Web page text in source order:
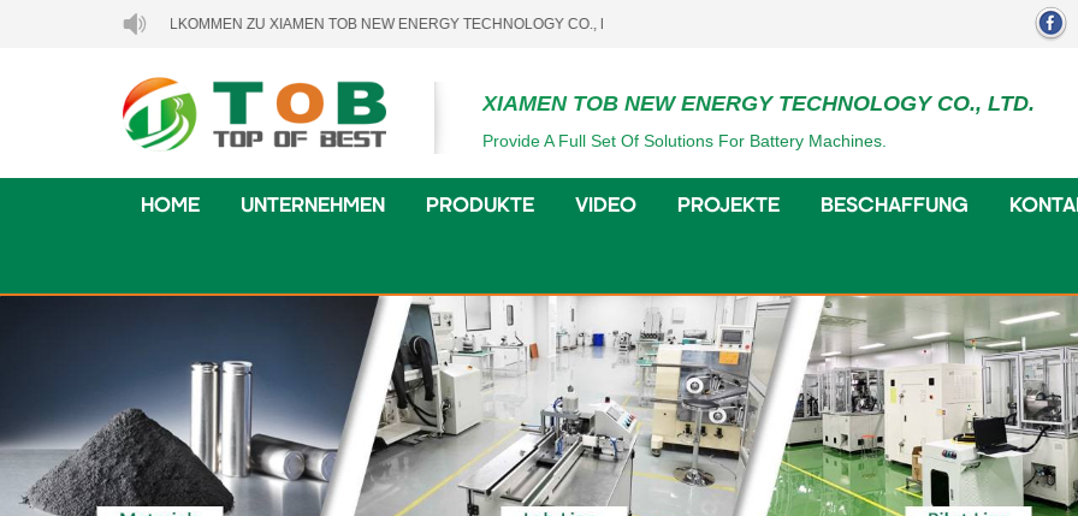
WILLKOMMEN ZU XIAMEN TOB NEW ENERGY TECHNOLOGY CO., LTD..
XIAMEN TOB NEW ENERGY TECHNOLOGY CO., LTD.
Provide A Full Set Of Solutions For Battery Machines.
HOME UNTERNEHMEN PRODUKTE VIDEO PROJEKTE BESCHAFFUNG